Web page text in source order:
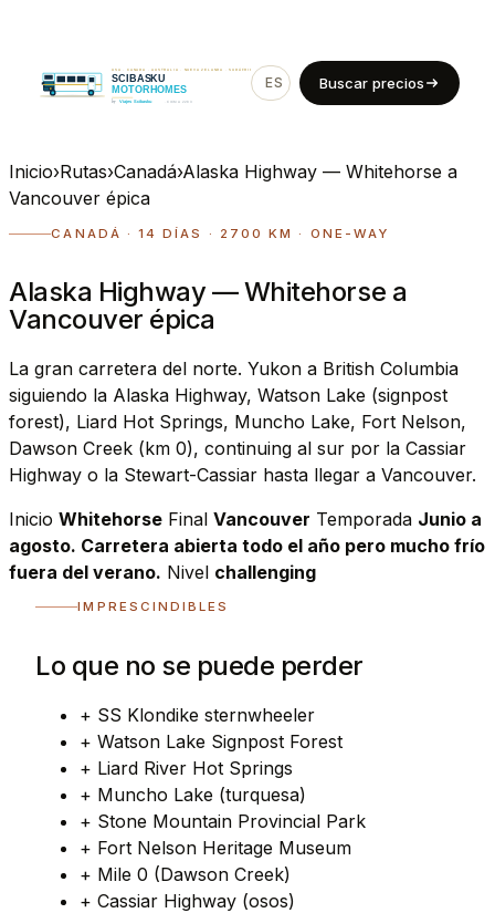
ES EN
Buscar precios
Inicio›Rutas›Canadá›Alaska Highway — Whitehorse a
Vancouver épica
CANADÁ · 14 DÍAS · 2700 KM · ONE-WAY
Alaska Highway — Whitehorse a
Vancouver épica
La gran carretera del norte. Yukon a British Columbia
siguiendo la Alaska Highway, Watson Lake (signpost
forest), Liard Hot Springs, Muncho Lake, Fort Nelson,
Dawson Creek (km 0), continuing al sur por la Cassiar
Highway o la Stewart-Cassiar hasta llegar a Vancouver.
Inicio Whitehorse Final Vancouver Temporada Junio a
agosto. Carretera abierta todo el año pero mucho frío
fuera del verano. Nivel challenging
IMPRESCINDIBLES
Lo que no se puede perder
+ SS Klondike sternwheeler
+ Watson Lake Signpost Forest
+ Liard River Hot Springs
+ Muncho Lake (turquesa)
+ Stone Mountain Provincial Park
+ Fort Nelson Heritage Museum
+ Mile 0 (Dawson Creek)
+ Cassiar Highway (osos)